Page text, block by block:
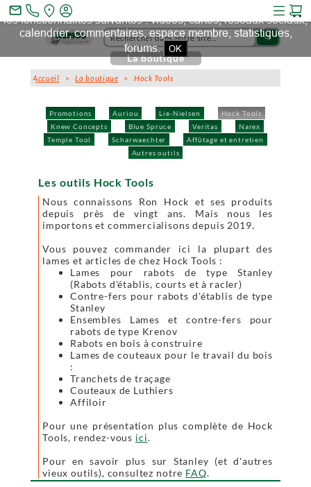
search
Promotions Auriou Lie-Nielsen
Hock Tools
Knew Concepts
Blue Spruce Veritas
Narex
Temple Tool
Scharwaechter
Affûtage et entretien
Autres outils
La boutique
Accueil >La boutique > Hock Tools
Les outils Hock Tools
Nous connaissons Ron Hock et ses produits
depuis près de vingt ans. Mais nous les
importons et commercialisons depuis 2019.
Vous pouvez commander ici la plupart des
lames et articles de chez Hock Tools :
Lames pour rabots de type Stanley
(Rabots d'établis, courts et à racler)
Contre-fers pour rabots d'établis de type
Stanley
Ensembles Lames et contre-fers pour
rabots de type Krenov
Rabots en bois à construire
Lames de couteaux pour le travail du bois
:
Tranchets de traçage
Couteaux de Luthiers
Affiloir
Pour une présentation plus complète de Hock
Tools, rendez-vous ici.
Pour en savoir plus sur Stanley (et d'autres
vieux outils), consultez notre FAQ.
mail_outline
Ce site et des sites tiers qu'il utilise collectent des cookies pour
les fonctionnalités suivantes : vidéos, cartes, réseaux sociaux,
calendrier, commentaires, espace membre, statistiques,
forums. OK